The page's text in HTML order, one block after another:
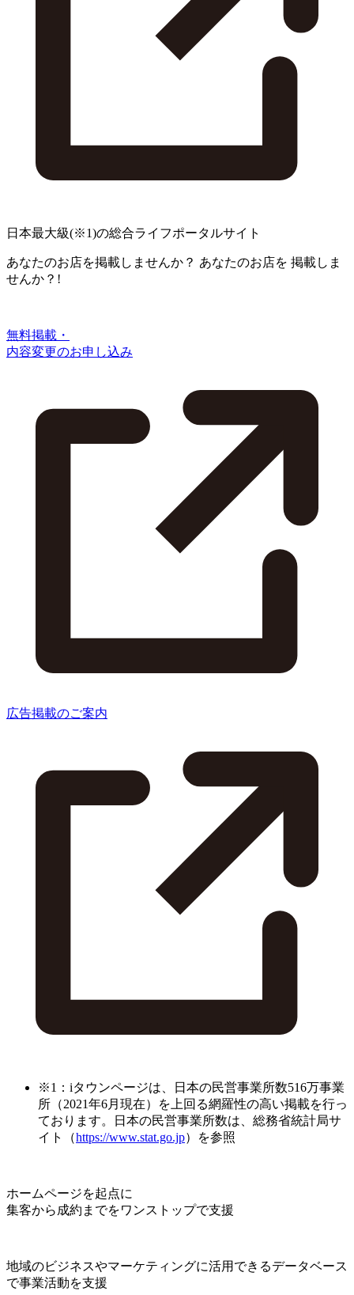
日本最大級(※1)の総合ライフポータルサイト
あなたのお店を掲載しませんか？ あなたのお店を 掲載しま
せんか？!
無料掲載・
内容変更のお申し込み
広告掲載のご案内
※1：iタウンページは、日本の民営事業所数516万事業
所（2021年6月現在）を上回る網羅性の高い掲載を行っ
ております。日本の民営事業所数は、総務省統計局サ
イト（https://www.stat.go.jp）を参照
ホームページを起点に
集客から成約までをワンストップで支援
地域のビジネスやマーケティングに活用できるデータベース
で事業活動を支援